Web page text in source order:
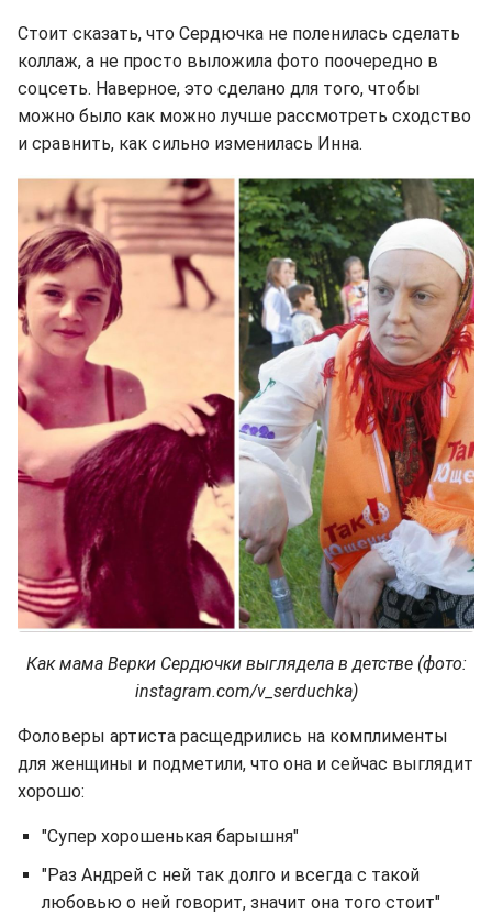
Стоит сказать, что Сердючка не поленилась сделать
коллаж, а не просто выложила фото поочередно в
соцсеть. Наверное, это сделано для того, чтобы
можно было как можно лучше рассмотреть сходство
и сравнить, как сильно изменилась Инна.
Как мама Верки Сердючки выглядела в детстве (фото:
instagram.com/v_serduchka)
Фоловеры артиста расщедрились на комплименты
для женщины и подметили, что она и сейчас выглядит
хорошо:
"Супер хорошенькая барышня"
"Раз Андрей с ней так долго и всегда с такой
любовью о ней говорит, значит она того стоит"